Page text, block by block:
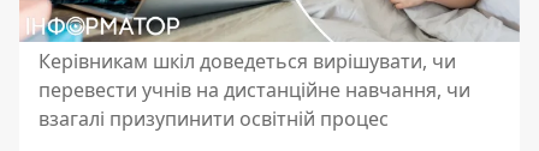
Керівникам шкіл доведеться вирішувати, чи
перевести учнів на дистанційне навчання, чи
взагалі призупинити освітній процес